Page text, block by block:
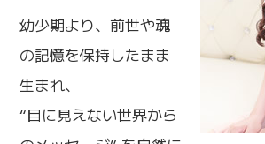
幼少期より、前世や魂
の記憶を保持したまま
生まれ、
“目に見えない世界から